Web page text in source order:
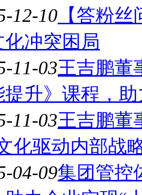
12-10 【答粉
化冲突困局
11-03王吉鹏董
提升》课程，
11-03王吉鹏董
化驱动内部战
04-09集团管控